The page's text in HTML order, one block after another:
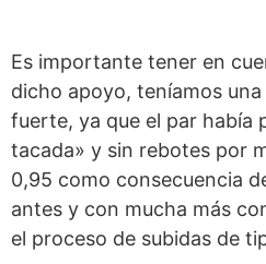
Es importante tener en
dicho apoyo, teníamos
fuerte, ya que el par había
tacada» y sin rebotes por
0,95 como consecuencia
antes y con mucha más
el proceso de subidas de